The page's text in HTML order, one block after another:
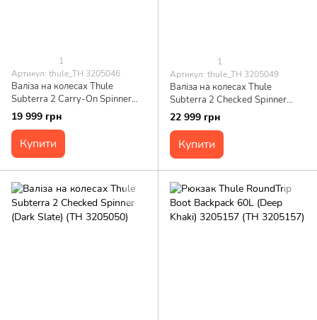
1
Артикул: thule_TH 3205046
Валіза на колесах Thule
Subterra 2 Carry-On Spinner
(Black) (TH 3205046)
19 999 грн
Купити
1
Артикул: thule_TH 3205049
Валіза на колесах Thule
Subterra 2 Checked Spinner
(Black) (TH 3205049)
22 999 грн
Купити